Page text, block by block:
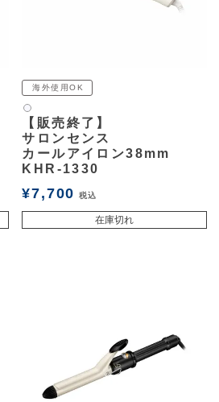
海外使用OK
白2
【販売終了】
サロンセンス
カールアイロン38mm
KHR-1330
¥7,700 税込
在庫切れ